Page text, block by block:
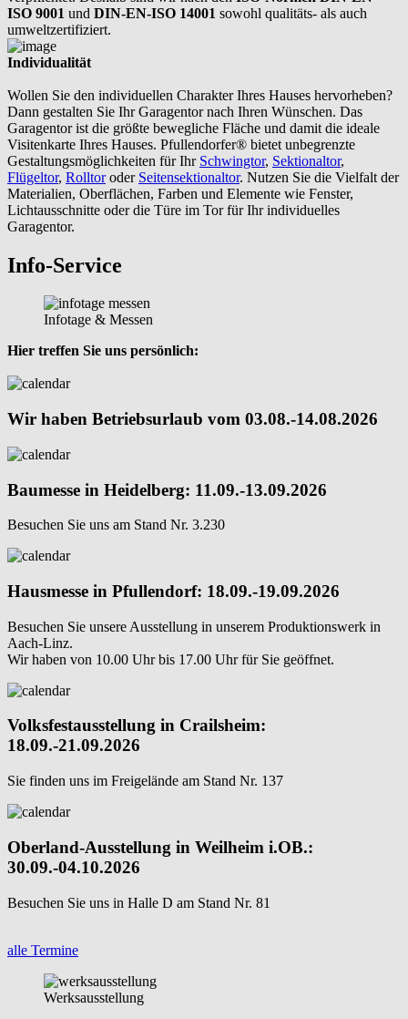
ISO 9001 und DIN-EN-ISO 14001 sowohl qualitäts- als auch
umweltzertifiziert.
Individualität
Wollen Sie den individuellen Charakter Ihres Hauses hervorheben?
Dann gestalten Sie Ihr Garagentor nach Ihren Wünschen. Das
Garagentor ist die größte bewegliche Fläche und damit die ideale
Visitenkarte Ihres Hauses. Pfullendorfer® bietet unbegrenzte
Gestaltungsmöglichkeiten für Ihr Schwingtor, Sektionaltor,
Flügeltor, Rolltoroder Seitensektionaltor. Nutzen Sie die Vielfalt der
Materialien, Oberflächen, Farben und Elemente wie Fenster,
Lichtausschnitte oder die Türe im Tor für Ihr individuelles
Garagentor.
Info-Service
Infotage & Messen
Hier treffen Sie uns persönlich:
Wir haben Betriebsurlaub vom 03.08.-14.08.2026
Baumesse in Heidelberg: 11.09.-13.09.2026
Besuchen Sie uns am Stand Nr. 3.230
Hausmesse in Pfullendorf: 18.09.-19.09.2026
Besuchen Sie unsere Ausstellung in unserem Produktionswerk in
Aach-Linz.
Wir haben von 10.00 Uhr bis 17.00 Uhr für Sie geöffnet.
Volksfestausstellung in Crailsheim:
18.09.-21.09.2026
Sie finden uns im Freigelände am Stand Nr. 137
Oberland-Ausstellung in Weilheim i.OB.:
30.09.-04.10.2026
Besuchen Sie uns in Halle D am Stand Nr. 81
alle Termine
Werksausstellung